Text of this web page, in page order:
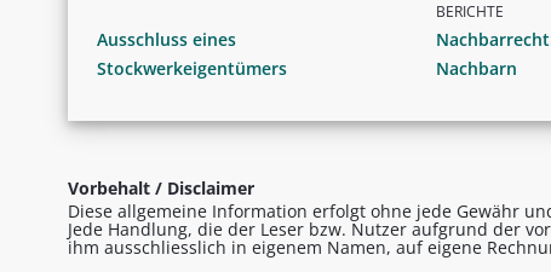
Ausschluss eines
Stockwerkeigentümers
BERICHTE
Nachbarn
Vorbehalt / Disclaimer
Diese allgemeine Information erfolgt ohne jede Gewähr
Jede Handlung, die der Leser bzw. Nutzer aufgrund der
ihm ausschliesslich in eigenem Namen, auf eigene